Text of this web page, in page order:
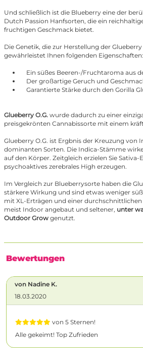
Und schließlich ist die Blueberry eine der
Dutch Passion Hanfsorten, die ein
fruchtigen Geschmack bietet.
Die Genetik, die zur Herstellung der
gewährleistet Ihnen folgenden Eigenschaften:
Ein süßes Beeren-/Fruchtaroma aus
Der großartige Geruch und
Garantierte Stärke durch den Gorilla
Glueberry O.G. wurde dadurch zu einer
preisgekrönten Cannabissorte mit einem
Glueberry O.G. ist Ergbnis der Kreuzung von
dominanten Sorten. Die Indica-Stämme
auf den Körper. Zeitgleich erzielen Sie Sativa-
psychoaktives zerebrales High erzeugen.
Im Vergleich zur Blueberrysorte haben die
stärkere Wirkung und sind etwas weniger
mit XL-Erträgen und einer durchschnittlichen
meist Indoor angebaut und seltener, unter
Outdoor Grow genutzt.
Bewertungen
von Nadine K.
18.03.2020
von 5 Sternen!
Alle gekeimt! Top Zufrieden